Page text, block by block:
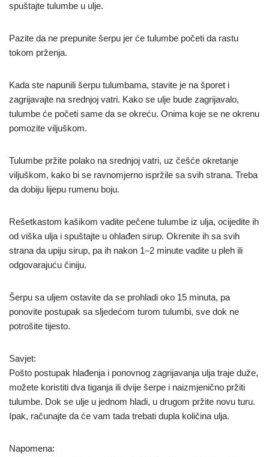
spuštajte tulumbe u ulje.
Pazite da ne prepunite šerpu jer će tulumbe početi da rastu
tokom prženja.
Kada ste napunili šerpu tulumbama, stavite je na šporet i
zagrijavajte na srednjoj vatri. Kako se ulje bude zagrijavalo,
tulumbe će početi same da se okreću. Onima koje se ne okrenu
pomozite viljuškom.
Tulumbe pržite polako na srednjoj vatri, uz češće okretanje
viljuškom, kako bi se ravnomjerno ispržile sa svih strana. Treba
da dobiju lijepu rumenu boju.
Rešetkastom kašikom vadite pečene tulumbe iz ulja, ocijedite ih
od viška ulja i spuštajte u ohlađen sirup. Okrenite ih sa svih
strana da upiju sirup, pa ih nakon 1–2 minute vadite u pleh ili
odgovarajuću činiju.
Šerpu sa uljem ostavite da se prohladi oko 15 minuta, pa
ponovite postupak sa sljedećom turom tulumbi, sve dok ne
potrošite tijesto.
Savjet:
Pošto postupak hlađenja i ponovnog zagrijavanja ulja traje duže,
možete koristiti dva tiganja ili dvije šerpe i naizmjenično pržiti
tulumbe. Dok se ulje u jednom hladi, u drugom pržite novu turu.
Ipak, računajte da će vam tada trebati dupla količina ulja.
Napomena: